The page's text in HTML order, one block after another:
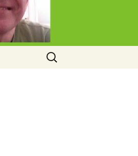
Rechercher :